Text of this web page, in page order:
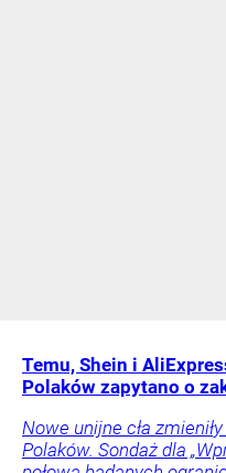
Temu, Shein i
Polaków zapytano o
Nowe unijne cła
Polaków. Sondaż dla